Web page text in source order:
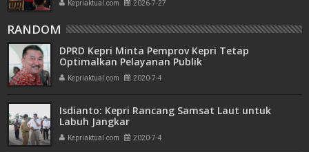
Kepriaktual.com 2026-7-27
RANDOM
DPRD Kepri Minta Pemprov Kepri Tetap
Optimalkan Pelayanan Publik
Kepriaktual.com 2020-7-4
Isdianto: Kepri Rancang Samsat Laut untuk
Labuh Jangkar
Kepriaktual.com 2020-7-4